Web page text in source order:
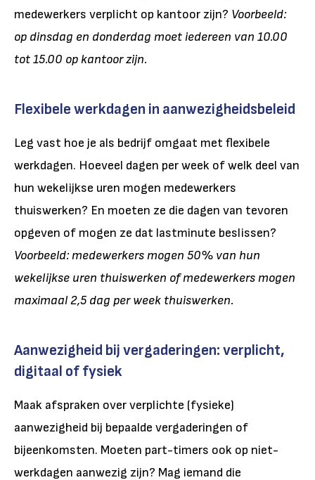
medewerkers verplicht op kantoor zijn? Voorbeeld:
op dinsdag en donderdag moet iedereen van 10.00
tot 15.00 op kantoor zijn.
Flexibele werkdagen in aanwezigheidsbeleid
Leg vast hoe je als bedrijf omgaat met flexibele
werkdagen. Hoeveel dagen per week of welk deel van
hun wekelijkse uren mogen medewerkers
thuiswerken? En moeten ze die dagen van tevoren
opgeven of mogen ze dat lastminute beslissen?
Voorbeeld: medewerkers mogen 50% van hun
wekelijkse uren thuiswerken of medewerkers mogen
maximaal 2,5 dag per week thuiswerken.
Aanwezigheid bij vergaderingen: verplicht,
digitaal of fysiek
Maak afspraken over verplichte (fysieke)
aanwezigheid bij bepaalde vergaderingen of
bijeenkomsten. Moeten part-timers ook op niet-
werkdagen aanwezig zijn? Mag iemand die